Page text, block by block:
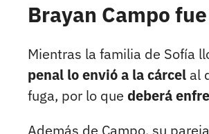
Brayan Campo
Mientras la familia de Sofía
penal lo envió a la cárcel al
fuga, por lo que deberá